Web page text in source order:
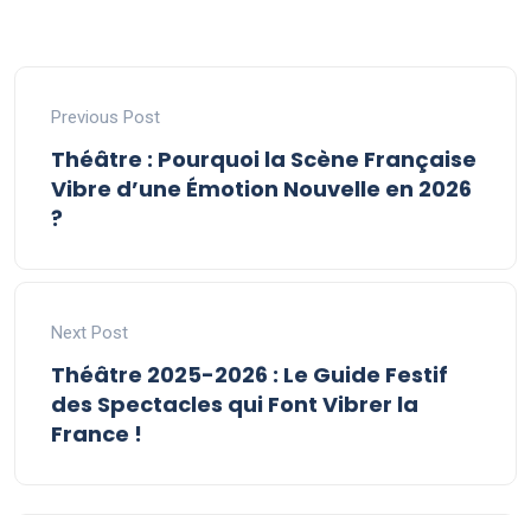
Previous Post
Théâtre : Pourquoi la Scène Française
Vibre d’une Émotion Nouvelle en 2026
?
Next Post
Théâtre 2025-2026 : Le Guide Festif
des Spectacles qui Font Vibrer la
France !